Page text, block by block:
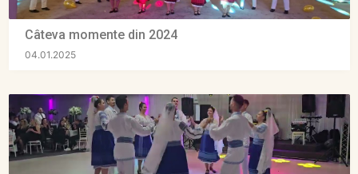
Câteva momente din 2024
04.01.2025